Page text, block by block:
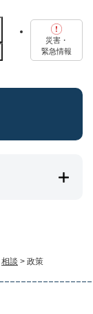
災害・
緊急情報
相談 > 政策